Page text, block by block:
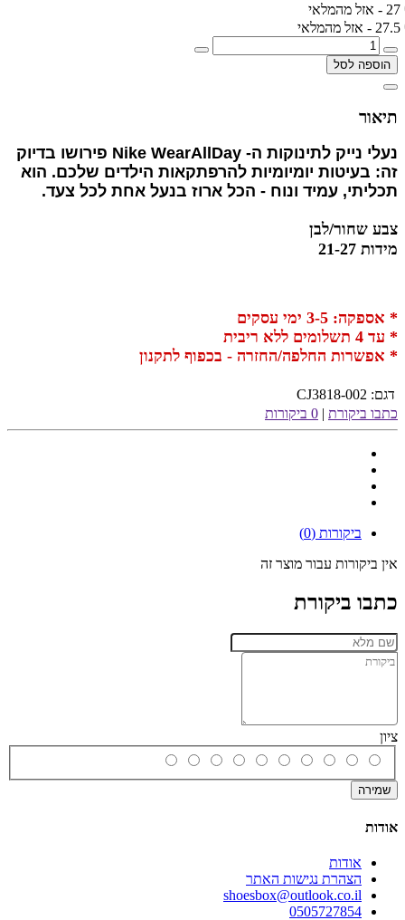
27 - אזל מהמלאי
27.5 - אזל מהמלאי
הוספה לסל
תיאור
נעלי נייק לתינוקות ה- Nike WearAllDay פירושו בדיוק
זה: בעיטות יומיומיות להרפתקאות הילדים שלכם. הוא
תכליתי, עמיד ונוח - הכל ארוז בנעל אחת לכל צעד.
צבע שחור/לבן
מידות 21-27
* אספקה: 3-5 ימי עסקים
* עד 4 תשלומים ללא ריבית
* אפשרות החלפה/החזרה - בכפוף לתקנון
דגם: CJ3818-002
כתבו ביקורת | 0 ביקורות
ביקורות (0)
אין ביקורות עבור מוצר זה
כתבו ביקורת
ציון
שמירה
אודות
אודות
הצהרת נגישות האתר
shoesbox@outlook.co.il
0505727854